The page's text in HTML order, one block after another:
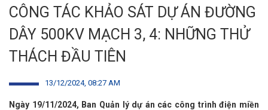
CÔNG TÁC KHẢO SÁT DỰ ÁN ĐƯỜNG
DÂY 500KV MẠCH 3, 4: NHỮNG THỬ
THÁCH ĐẦU TIÊN
13/12/2024, 08:27 AM
Ngày 19/11/2024, Ban Quản lý dự án các công trình điện miền